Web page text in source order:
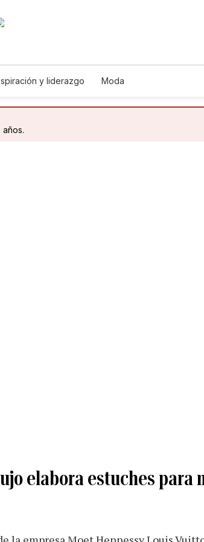
y liderazgo Moda
elabora estuches para